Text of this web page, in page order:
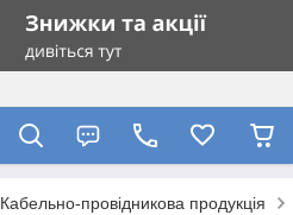
Кабельно-провідникова продукція